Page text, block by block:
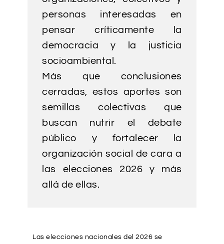
personas interesadas en
pensar críticamente la
democracia y la justicia
socioambiental.
Más que conclusiones
cerradas, estos aportes son
semillas colectivas que
buscan nutrir el debate
público y fortalecer la
organización social de cara a
las elecciones 2026 y más
allá de ellas.
Las elecciones nacionales del 2026 se